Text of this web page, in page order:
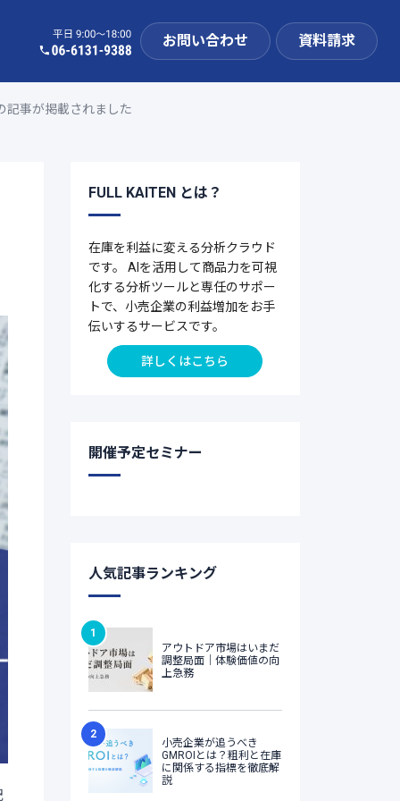
お問い合わせ 資料請求
記事が掲載されました
FULL KAITEN とは？
在庫を利益に変える分析クラウド
です。 AIを活用して商品力を可視
化する分析ツールと専任のサポー
トで、小売企業の利益増加をお手
伝いするサービスです。
詳しくはこちら
開催予定セミナー
人気記事ランキング